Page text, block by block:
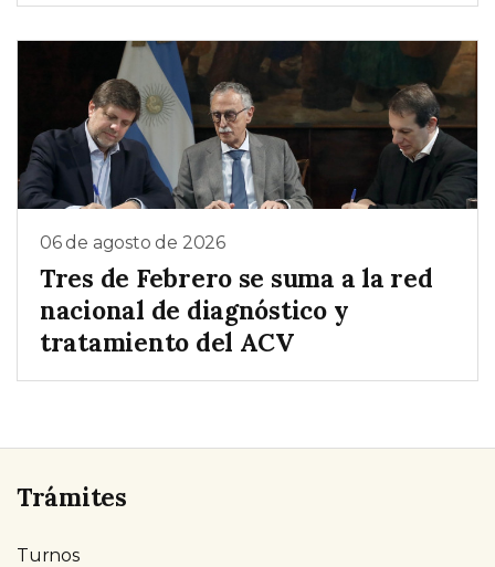
06 de agosto de 2026
Tres de Febrero se suma a la red
nacional de diagnóstico y
tratamiento del ACV
Trámites
Turnos